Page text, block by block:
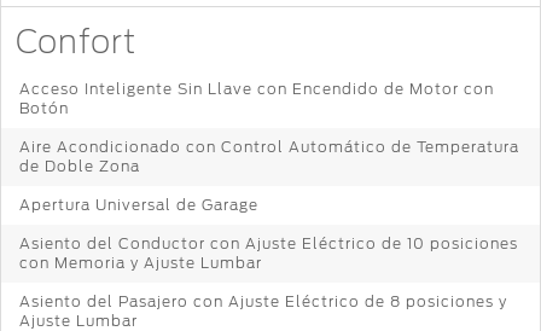
Confort
Acceso Inteligente Sin Llave con Encendido de Motor con
Botón
Aire Acondicionado con Control Automático de Temperatura
de Doble Zona
Apertura Universal de Garage
Asiento del Conductor con Ajuste Eléctrico de 10 posiciones
con Memoria y Ajuste Lumbar
Asiento del Pasajero con Ajuste Eléctrico de 8 posiciones y
Ajuste Lumbar